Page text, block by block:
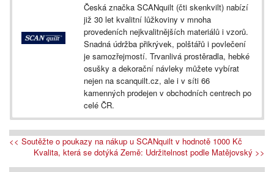
Česká značka SCANquilt (čti skenkvilt) nabízí
již 30 let kvalitní lůžkoviny v mnoha
provedeních nejkvalitnějších materiálů i vzorů.
Snadná údržba přikrývek, polštářů i povlečení
je samozřejmostí. Trvanlivá prostěradla, hebké
osušky a dekorační návleky můžete vybírat
nejen na scanquilt.cz, ale i v síti 66
kamenných prodejen v obchodních centrech po
celé ČR.
<< Soutěžte o poukazy na nákup u SCANquilt v hodnotě 1000 Kč
Kvalita, která se dotýká Země: Udržitelnost podle Matějovský >>